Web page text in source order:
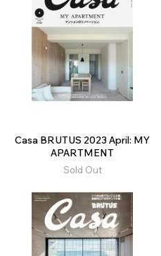
Casa BRUTUS 2023 April: MY
APARTMENT
Sold Out